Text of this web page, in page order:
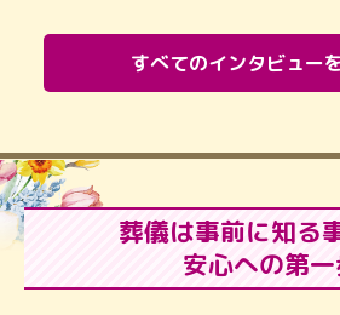
すべてのインタビュー
葬儀は事前に知る
安心への第